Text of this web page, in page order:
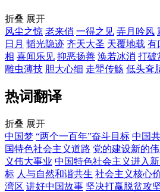
折叠 展开
风尘之惊 老来俏 一得之见 弄月吟风
日月 韬光隐迹 齐天大圣 天覆地载 有
相 喜闻乐见 抑恶扬善 涣若冰消 打破
雕虫薄技 胆大心细 走斝传觞 低头耷
热词翻译
折叠 展开
中国梦 “两个一百年”奋斗目标 中国
国特色社会主义道路 党的建设新的
义伟大事业 中国特色社会主义进入
标 人与自然和谐共生 社会主义核心
湾区 讲好中国故事 坚决打赢脱贫攻